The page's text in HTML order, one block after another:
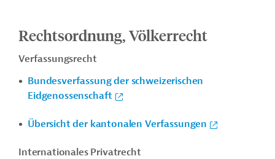
Rechtsordnung, Völkerrecht
Verfassungsrecht
Bundesverfassung der schweizerischen
Eidgenossenschaft
Übersicht der kantonalen Verfassungen
Internationales Privatrecht